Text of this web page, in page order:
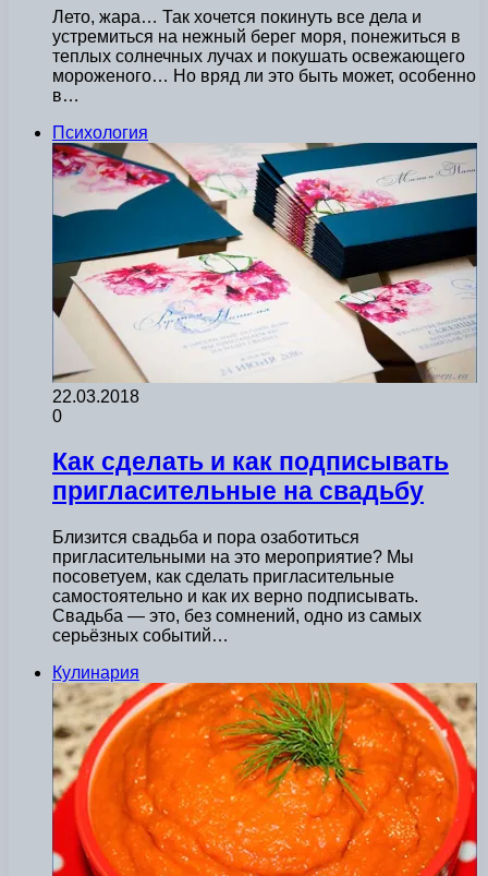
Лето, жара… Так хочется покинуть все дела и
устремиться на нежный берег моря, понежиться в
теплых солнечных лучах и покушать освежающего
мороженого… Но вряд ли это быть может, особенно
в…
Психология
22.03.2018
0
Как сделать и как подписывать
пригласительные на свадьбу
Близится свадьба и пора озаботиться
пригласительными на это мероприятие? Мы
посоветуем, как сделать пригласительные
самостоятельно и как их верно подписывать.
Свадьба — это, без сомнений, одно из самых
серьёзных событий…
Кулинария